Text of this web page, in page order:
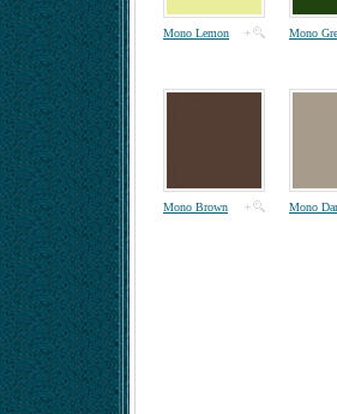
Mono Lemon Mono
Mono Brown Mono